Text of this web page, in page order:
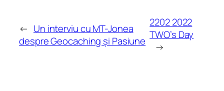
← Un interviu cu MT-Jonea
despre Geocaching și Pasiune
2202 2022
TWO’s Day
→